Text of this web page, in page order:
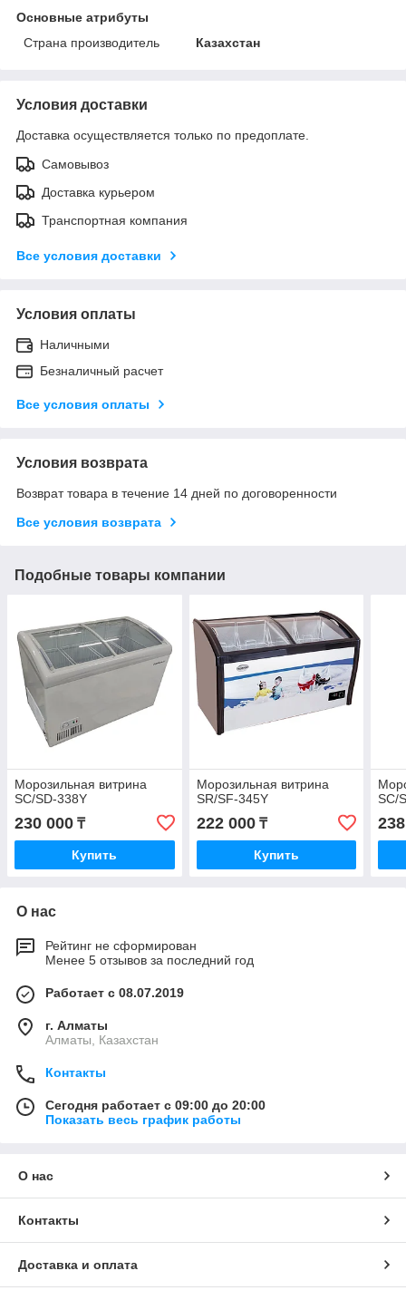
Основные атрибуты
Страна производитель
Казахстан
Условия доставки
Доставка осуществляется только по предоплате.
Самовывоз
Доставка курьером
Транспортная компания
Все условия доставки
Условия оплаты
Наличными
Безналичный расчет
Все условия оплаты
Условия возврата
Возврат товара в течение 14 дней по договоренности
Все условия возврата
Подобные товары компании
Морозильная витрина
SC/SD-338Y
230 000 ₸
Купить
Морозильная витрина
SR/SF-345Y
222 000₸
Купить
SC/
О нас
Рейтинг не сформирован
Менее 5 отзывов за последний год
Работает с 08.07.2019
г. Алматы
Алматы, Казахстан
Контакты
Сегодня работает с 09:00 до 20:00
Показать весь график работы
О нас
Контакты
Доставка и оплата